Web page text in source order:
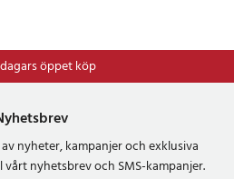
dagars öppet köp
Frakt 49kr *
nyheter, kampanjer och exklusiva
nyhetsbrev och SMS-kampanjer.